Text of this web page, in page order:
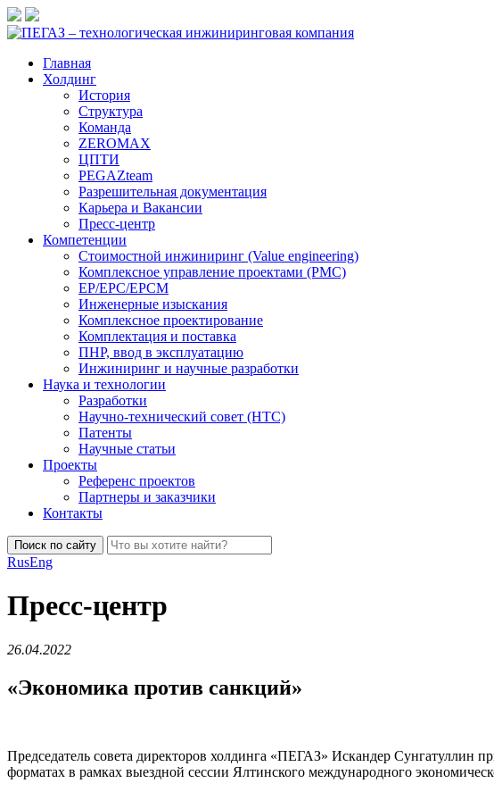
Главная
Холдинг
История
Структура
Команда
ZEROMAX
ЦПТИ
PEGAZteam
Разрешительная документация
Карьера и Вакансии
Пресс-центр
Компетенции
Стоимостной инжиниринг (Value engineering)
Комплексное управление проектами (PMC)
EP/EPC/EPCM
Инженерные изыскания
Комплексное проектирование
Комплектация и поставка
ПНР, ввод в эксплуатацию
Инжиниринг и научные разработки
Наука и технологии
Разработки
Научно-технический совет (НТС)
Патенты
Научные статьи
Проекты
Референс проектов
Партнеры и заказчики
Контакты
Поиск по сайту
RusEng
Пресс-центр
26.04.2022
«Экономика против санкций»
Председатель совета директоров холдинга «ПЕГАЗ» Искандер
форматах в рамках выездной сессии Ялтинского международного